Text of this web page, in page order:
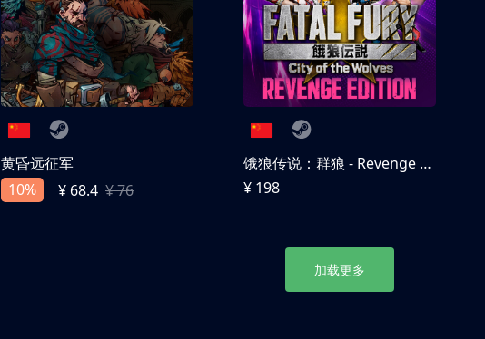
黄昏远征军
10%
¥ 68.4 ¥ 76
饿狼传说：群狼 - Revenge Edition
¥ 198
加载更多